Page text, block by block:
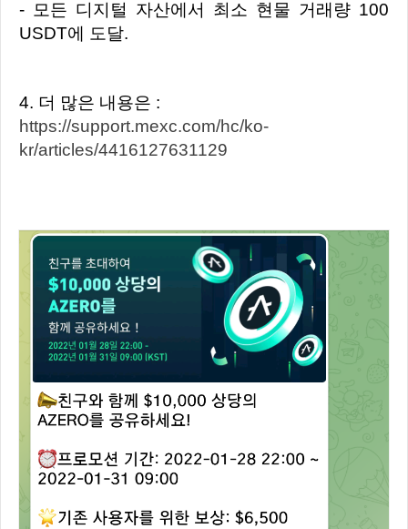
- 모든 디지털 자산에서 최소 현물 거래량 100
USDT에 도달.
4. 더 많은 내용은 :
https://support.mexc.com/hc/ko-
kr/articles/4416127631129